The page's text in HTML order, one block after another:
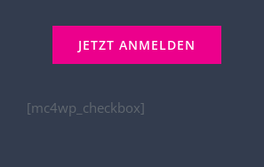
[mc4wp_checkbox]